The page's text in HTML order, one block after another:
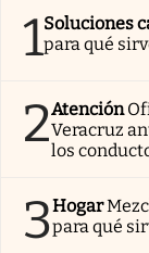
1Soluciones
para qué
2Atención
Veracruz
los
3Hogar
para qué